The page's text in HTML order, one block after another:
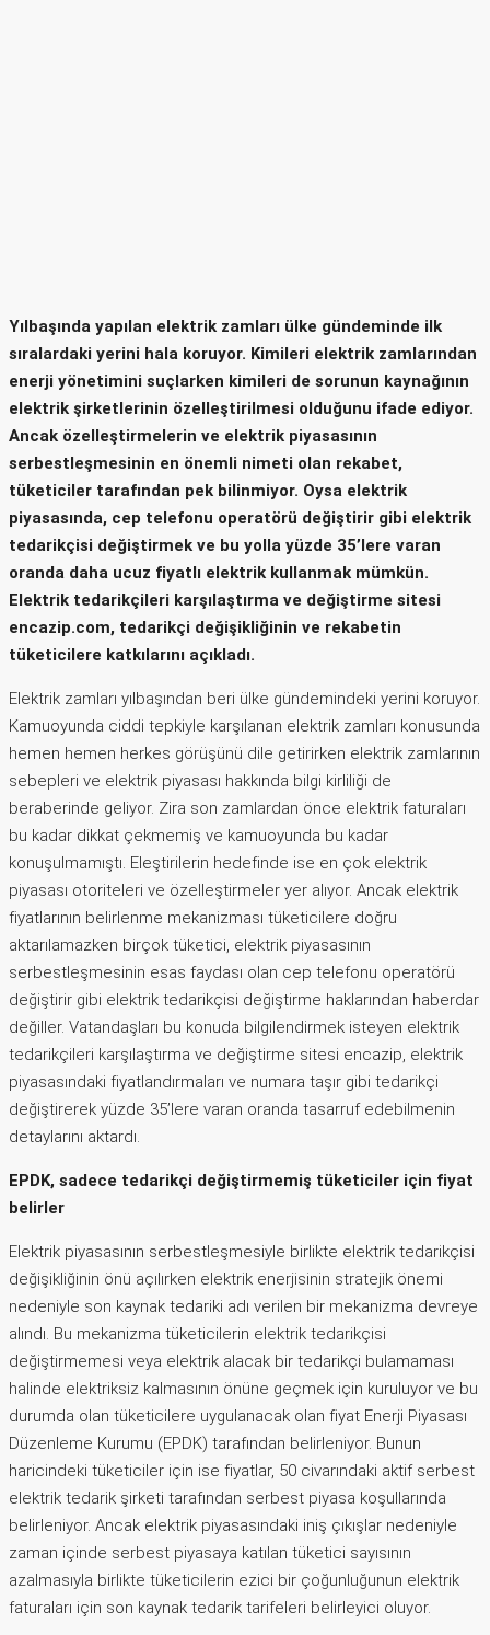
Yılbaşında yapılan elektrik zamları ülke gündeminde ilk
sıralardaki yerini hala koruyor. Kimileri elektrik zamlarından
enerji yönetimini suçlarken kimileri de sorunun kaynağının
elektrik şirketlerinin özelleştirilmesi olduğunu ifade ediyor.
Ancak özelleştirmelerin ve elektrik piyasasının
serbestleşmesinin en önemli nimeti olan rekabet,
tüketiciler tarafından pek bilinmiyor. Oysa elektrik
piyasasında, cep telefonu operatörü değiştirir gibi elektrik
tedarikçisi değiştirmek ve bu yolla yüzde 35’lere varan
oranda daha ucuz fiyatlı elektrik kullanmak mümkün.
Elektrik tedarikçileri karşılaştırma ve değiştirme sitesi
encazip.com, tedarikçi değişikliğinin ve rekabetin
tüketicilere katkılarını açıkladı.
Elektrik zamları yılbaşından beri ülke gündemindeki yerini koruyor.
Kamuoyunda ciddi tepkiyle karşılanan elektrik zamları konusunda
hemen hemen herkes görüşünü dile getirirken elektrik zamlarının
sebepleri ve elektrik piyasası hakkında bilgi kirliliği de
beraberinde geliyor. Zira son zamlardan önce elektrik faturaları
bu kadar dikkat çekmemiş ve kamuoyunda bu kadar
konuşulmamıştı. Eleştirilerin hedefinde ise en çok elektrik
piyasası otoriteleri ve özelleştirmeler yer alıyor. Ancak elektrik
fiyatlarının belirlenme mekanizması tüketicilere doğru
aktarılamazken birçok tüketici, elektrik piyasasının
serbestleşmesinin esas faydası olan cep telefonu operatörü
değiştirir gibi elektrik tedarikçisi değiştirme haklarından haberdar
değiller. Vatandaşları bu konuda bilgilendirmek isteyen elektrik
tedarikçileri karşılaştırma ve değiştirme sitesi encazip, elektrik
piyasasındaki fiyatlandırmaları ve numara taşır gibi tedarikçi
değiştirerek yüzde 35’lere varan oranda tasarruf edebilmenin
detaylarını aktardı.
EPDK, sadece tedarikçi değiştirmemiş tüketiciler için fiyat
belirler
Elektrik piyasasının serbestleşmesiyle birlikte elektrik tedarikçisi
değişikliğinin önü açılırken elektrik enerjisinin stratejik önemi
nedeniyle son kaynak tedariki adı verilen bir mekanizma devreye
alındı. Bu mekanizma tüketicilerin elektrik tedarikçisi
değiştirmemesi veya elektrik alacak bir tedarikçi bulamaması
halinde elektriksiz kalmasının önüne geçmek için kuruluyor ve bu
durumda olan tüketicilere uygulanacak olan fiyat Enerji Piyasası
Düzenleme Kurumu (EPDK) tarafından belirleniyor. Bunun
haricindeki tüketiciler için ise fiyatlar, 50 civarındaki aktif serbest
elektrik tedarik şirketi tarafından serbest piyasa koşullarında
belirleniyor. Ancak elektrik piyasasındaki iniş çıkışlar nedeniyle
zaman içinde serbest piyasaya katılan tüketici sayısının
azalmasıyla birlikte tüketicilerin ezici bir çoğunluğunun elektrik
faturaları için son kaynak tedarik tarifeleri belirleyici oluyor.